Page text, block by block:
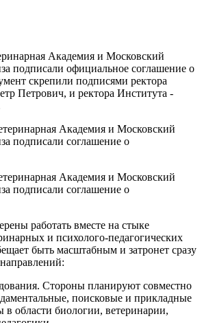
Академия и Московский
подписали официальное соглашение о
скрепили подписями ректора
Петрович, и ректора Института -
работать вместе на стыке
и психолого-педагогических
быть масштабным и затронет сразу
Стороны планируют совместно
поисковые и прикладные
в области биологии, ветеринарии,